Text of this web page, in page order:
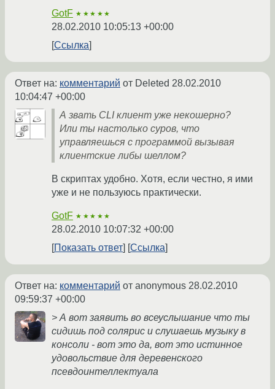
GotF ★★★★★
28.02.2010 10:05:13 +00:00
Ссылка
Ответ на: комментарий от Deleted 28.02.2010
10:04:47 +00:00
А звать CLI клиент уже некошерно?
Или ты настолько суров, что
управляешься с программой вызывая
клиентские либы шеллом?
В скриптах удобно. Хотя, если честно, я ими
уже и не пользуюсь практически.
GotF ★★★★★
28.02.2010 10:07:32 +00:00
Показать ответ
Ссылка
Ответ на: комментарий от anonymous 28.02.2010
09:59:37 +00:00
> А вот заявить во всеуслышание что ты
сидишь под солярис и слушаешь музыку в
консоли - вот это да, вот это истинное
удовольствие для деревенского
псевдоинтеллектуала